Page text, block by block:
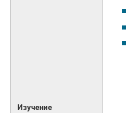
Изучение